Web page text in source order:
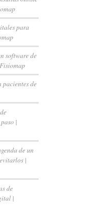
para
software de
pacientes de
|
de un
|
de
|